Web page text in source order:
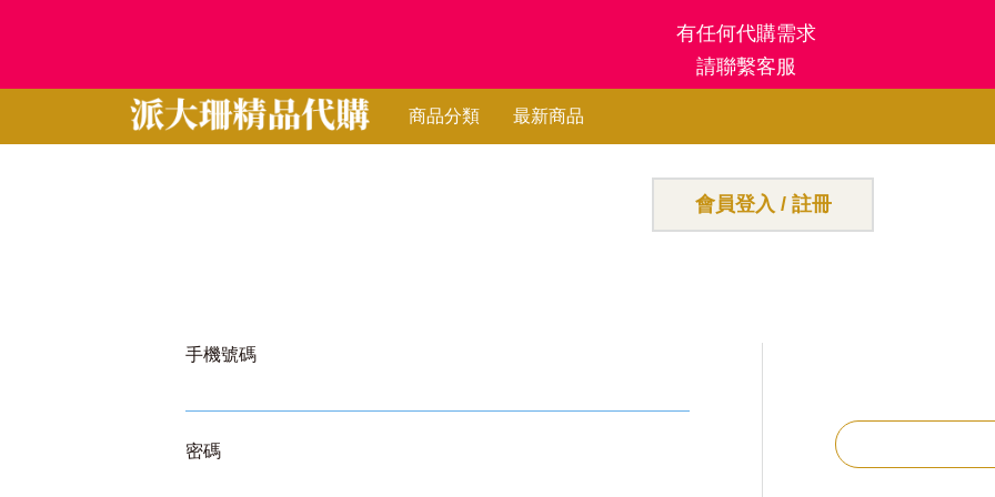
有任何代購需求
請聯繫客服
商品分類 最新商品
會員登入 / 註冊
手機號碼
密碼